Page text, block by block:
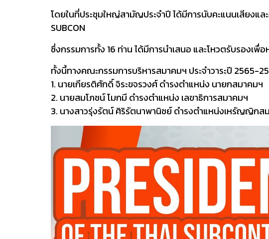
โดยในที่ประชุมใหญ่สามัญประจำปี ได้มีการนับคะแนนเสียงแ
SUBCON
ซึ่งกรรมการทั้ง 16 ท่าน ได้มีการนำเสนอ และโหวตรับรอง
ทั้งนี้ทางคณะกรรมการบริหารสมาคมฯ ประจำวาระปี 2565-
1. นายเกียรติศักดิ์​ จิระขจรวงศ์​ ดำรงตำแหน่ง​ นายกสมาคมฯ​
2. นายสมโภชน์​ โมกมี ดำรงตำแหน่ง​ เลขาธิการสมาคมฯ​
3. นางสาวรุ่งรัตน์​ ศิริรัตนาพานิชย์​ ดำรงตำแหน่งเหรัญญิกส